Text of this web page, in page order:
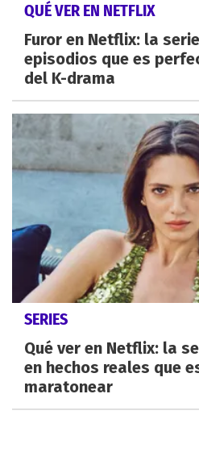
QUÉ VER EN NETFLIX
Furor en Netflix: la
episodios que es
del K-drama
SERIES
Qué ver en Netflix: la
en hechos reales que
maratonear